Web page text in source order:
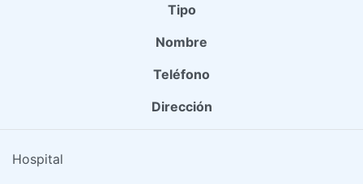
Tipo
Nombre
Teléfono
Dirección
Hospital